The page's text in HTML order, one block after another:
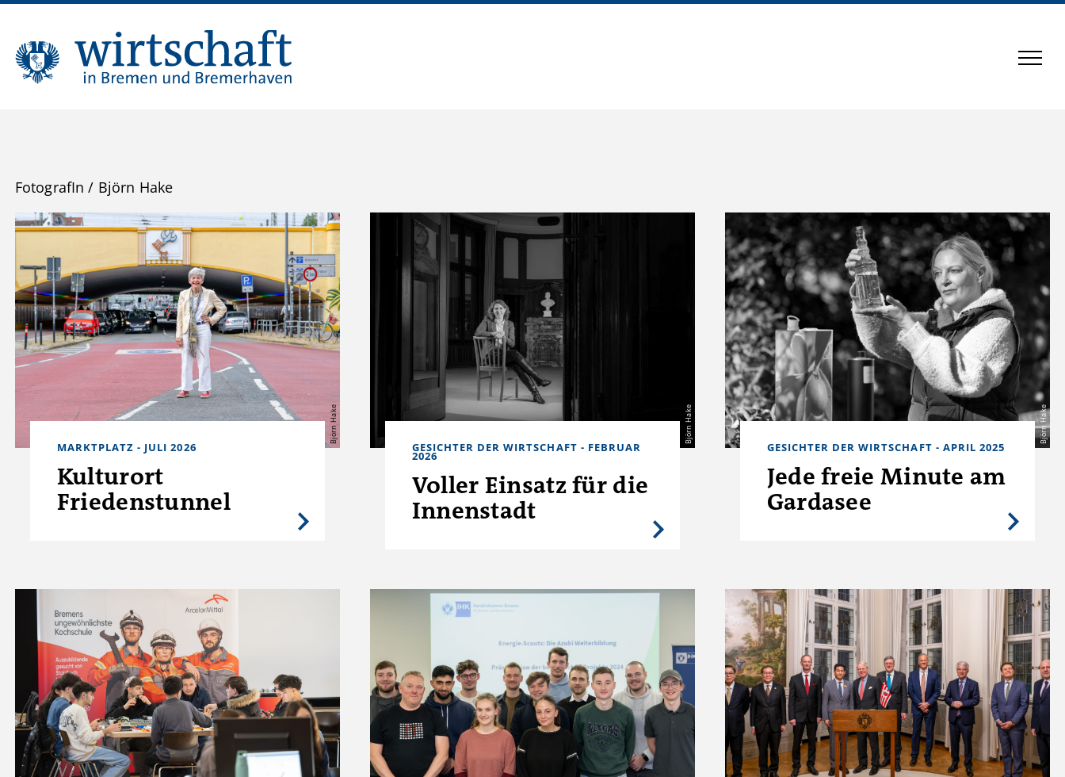
FotografIn / Björn Hake
Björn Hake
MARKTPLATZ - JULI 2026
Kulturort
Friedenstunnel
Björn Hake
GESICHTER DER WIRTSCHAFT - FEBRUAR
2026
Voller Einsatz für die
Innenstadt
Björn Hake
GESICHTER DER WIRTSCHAFT - APRIL 2025
Jede freie Minute am
Gardasee